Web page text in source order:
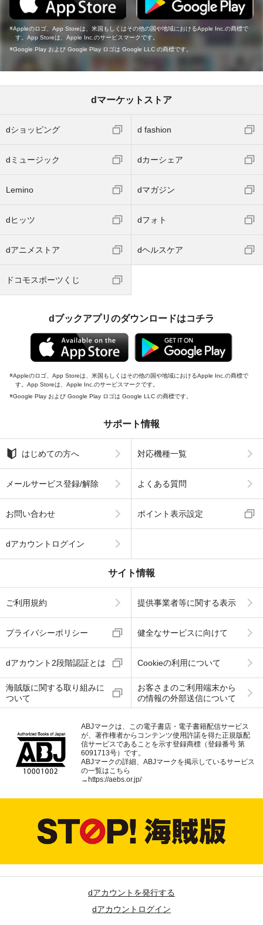
Appleのロゴ、App Storeは、米国もしくはその他の国や地域におけるApple Inc.の商標で
す。App Storeは、Apple Inc.のサービスマークです。
Google Play および Google Play ロゴは Google LLC の商標です。
dマーケットストア
dショッピング d fashion
dミュージック dカーシェア
Lemino dマガジン
dヒッツ dフォト
dアニメストア dヘルスケア
ドコモスポーツくじ
dブックアプリのダウンロードはコチラ
Appleのロゴ、App Storeは、米国もしくはその他の国や地域におけるApple Inc.の商標で
す。App Storeは、Apple Inc.のサービスマークです。
Google Play および Google Play ロゴは Google LLC の商標です。
サポート情報
はじめての方へ 対応機種一覧
メールサービス登録/解除 よくある質問
お問い合わせ ポイント表示設定
dアカウントログイン
サイト情報
ご利用規約 提供事業者等に関する表示
プライバシーポリシー 健全なサービスに向けて
dアカウント2段階認証とは Cookieの利用について
海賊版に関する取り組みに
ついて
お客さまのご利用端末から
の情報の外部送信について
ABJマークは、この電子書店・電子書籍配信サービス
が、著作権者からコンテンツ使用許諾を得た正規版配
信サービスであることを示す登録商標（登録番号 第
6091713号）です。
ABJマークの詳細、ABJマークを掲示しているサービス
の一覧はこちら
→ https://aebs.or.jp/
dアカウントを発行する
dアカウントログイン